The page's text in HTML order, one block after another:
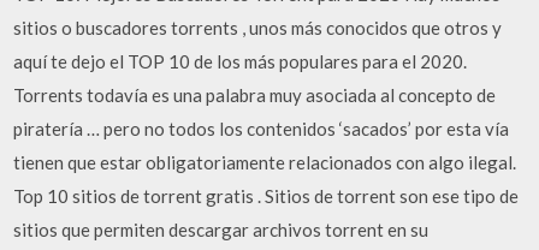
sitios o buscadores torrents , unos más conocidos que otros y
aquí te dejo el TOP 10 de los más populares para el 2020.
Torrents todavía es una palabra muy asociada al concepto de
piratería … pero no todos los contenidos ‘sacados’ por esta vía
tienen que estar obligatoriamente relacionados con algo ilegal.
Top 10 sitios de torrent gratis . Sitios de torrent son ese tipo de
sitios que permiten descargar archivos torrent en su